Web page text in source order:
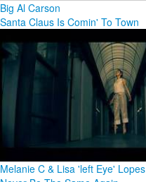
Big Al Carson
Santa Claus Is Comin' To Town
Melanie C & Lisa 'left Eye' Lopes